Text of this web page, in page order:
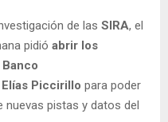
de las SIRA, el
pidió abrir los
Elías Piccirillo para poder
nuevas pistas y datos del